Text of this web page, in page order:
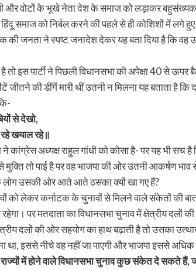
थी और वोटों के भूखे नेता देश के समाज को लड़ाकर
समाज को निर्बल करने की पहले से ही कोशिशों में लगे
की जनता ने स्पष्ट जनादेश देकर यह बता दिया है कि
तो इस पार्टी ने पिछली विधानसभा की अपेक्षा 40 से
की डींगें मारी थीं उतनी न मिलना यह बताता है कि
से देखो,
रहे खयाल रहे॥
कांग्रेस अध्यक्ष राहुल गांधी को कोसा है- पर यह भी सच
तो पाई है पर वह भाजपा की ओर उतनी आकर्षण
लोग उसकी ओर आते आते ठसका क्यों खा गए हैं?
लेकर कर्नाटक के चुनावों से मिलने वाले संकेतों की बात
पर मतदाता का विधानसभा चुनाव में क्षेत्रीय
दलों की ओर सहयोग का हाथ बढ़ाती है तो उसका
था, इससे नीचे वह नहीं जा पाएगी और भाजपा इससे अधिक
में होने वाले विधानसभा चुनाव कुछ संकेत दे सकते